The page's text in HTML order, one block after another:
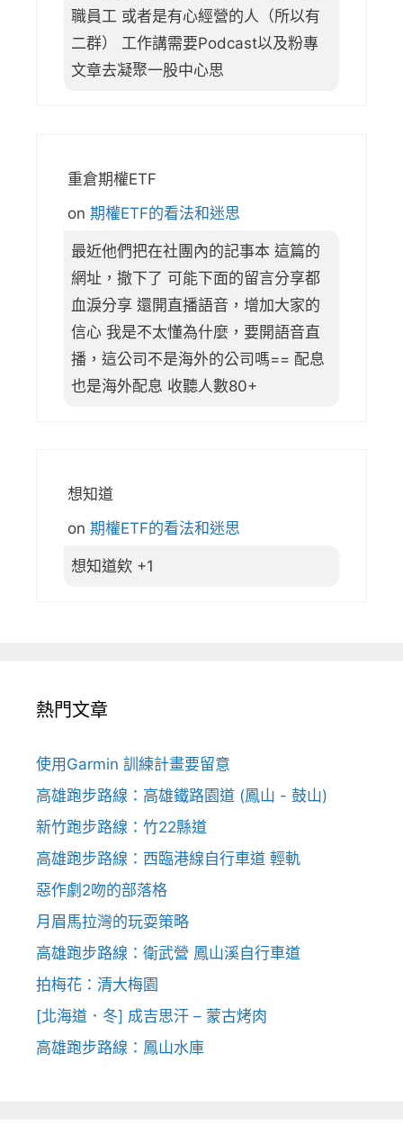
職員工 或者是有心經營的人（所以有
二群） 工作講需要Podcast以及粉專
文章去凝聚一股中心思
重倉期權ETF
on 期權ETF的看法和迷思
最近他們把在社團內的記事本 這篇的
網址，撤下了 可能下面的留言分享都
血淚分享 還開直播語音，增加大家的
信心 我是不太懂為什麼，要開語音直
播，這公司不是海外的公司嗎== 配息
也是海外配息 收聽人數80+
想知道
on 期權ETF的看法和迷思
想知道欸 +1
熱門文章
使用Garmin 訓練計畫要留意
高雄跑步路線：高雄鐵路園道 (鳳山 - 鼓山)
新竹跑步路線：竹22縣道
高雄跑步路線：西臨港線自行車道 輕軌
惡作劇2吻的部落格
月眉馬拉灣的玩耍策略
高雄跑步路線：衛武營 鳳山溪自行車道
拍梅花：清大梅園
[北海道．冬] 成吉思汗 – 蒙古烤肉
高雄跑步路線：鳳山水庫